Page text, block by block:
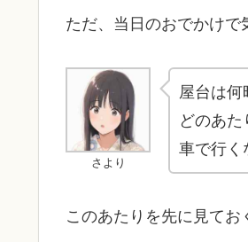
ただ、当日のおでかけで
さより
屋台は何
どのあた
車で行く
このあたりを先に見てお